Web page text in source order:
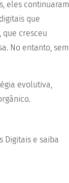
eles continuaram
que
que cresceu
No entanto, sem
evolutiva,
Digitais e saiba